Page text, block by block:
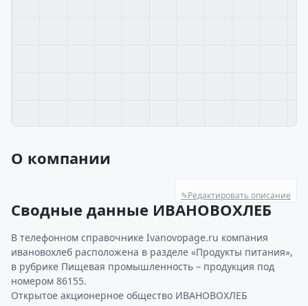
О компании
✎Редактировать описание
Сводные данные ИВАНОВОХЛЕБ
В телефонном справочнике Ivanovopage.ru компания
ивановохлеб расположена в разделе «Продукты питания»,
в рубрике Пищевая промышленность – продукция под
номером 86155.
Открытое акционерное общество ИВАНОВОХЛЕБ